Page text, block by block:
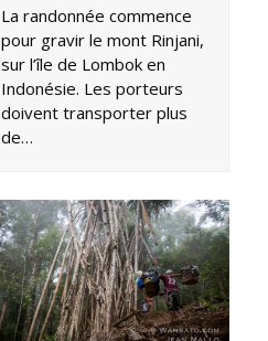
La randonnée commence
pour gravir le mont Rinjani,
sur l’île de Lombok en
Indonésie. Les porteurs
doivent transporter plus
de…